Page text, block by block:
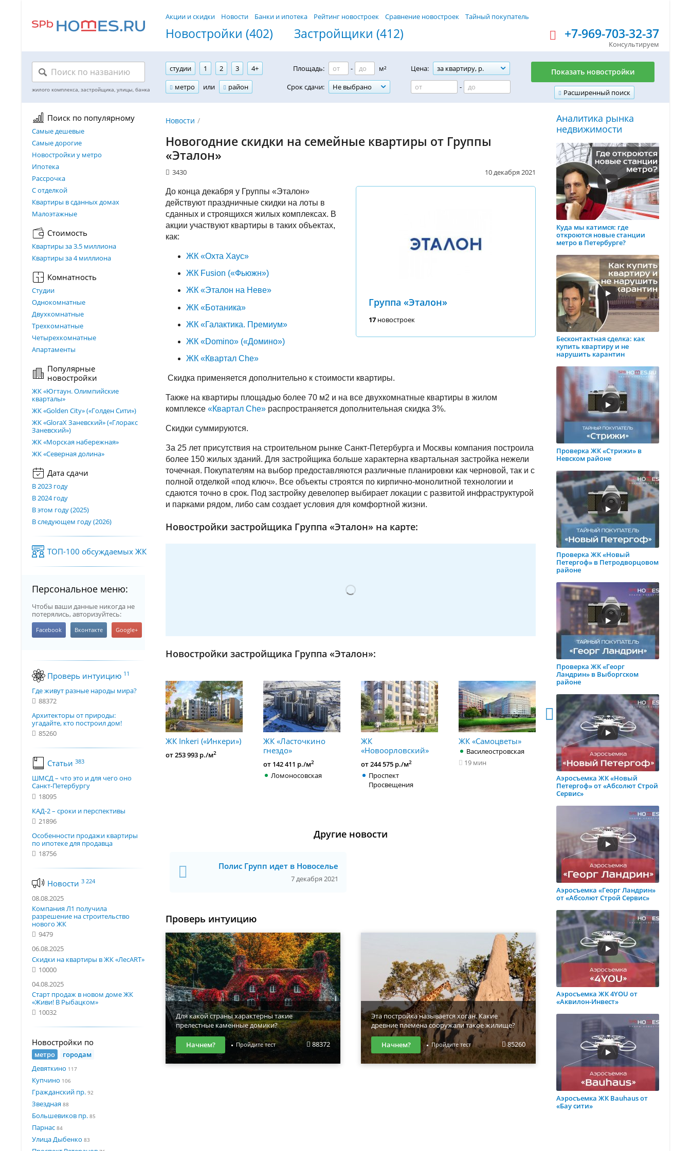
Акции и скидки Новости Банки и ипотека Рейтинг новостроек Сравнение новостроек Тайный покупатель
Новостройки (402) Застройщики (412) +7-969-703-32-37
Консультируем
студии 1 2 3
4+
метро
или район
Площадь: -
м²
Срок сдачи:
Не выбрано
Цена:
за квартиру, р.
-
Расширенный поиск
Показать новостройки
Поиск по популярному
Самые дешевые
Самые дорогие
Новостройки у метро
Ипотека
Рассрочка
С отделкой
Квартиры в сданных домах
Малоэтажные
Стоимость
Квартиры за 3.5 миллиона
Квартиры за 4 миллиона
Комнатность
Студии
Однокомнатные
Двухкомнатные
Трехкомнатные
Четырехкомнатные
Апартаменты
Популярные
новостройки
ЖК «Югтаун. Олимпийские
кварталы»
ЖК «Golden City» («Голден Сити»)
ЖК «GloraX Заневский»​ («Глоракс
Заневский»)
ЖК «Морская набережная»
ЖК «Северная долина»
Дата сдачи
В 2023 году
В 2024 году
В этом году (2025)
В следующем году (2026)
ТОП-100 обсуждаемых ЖК
Персональное меню:
Чтобы ваши данные никогда не
потерялись, авторизуйтесь:
Проверь интуицию 11
Где живут разные народы мира?
88372
Архитекторы от природы:
угадайте, кто построил дом!
85260
Статьи 383
ШМСД – что это и для чего оно
Санкт-Петербургу
18095
КАД-2 – сроки и перспективы
21896
Особенности продажи квартиры
по ипотеке для продавца
18756
Новости 3 224
08.08.2025
Компания Л1 получила
разрешение на строительство
нового ЖК
9479
06.08.2025
Скидки на квартиры в ЖК «ЛесART»
10000
04.08.2025
Старт продаж в новом доме ЖК
«Живи! В Рыбацком»
10032
Новостройки по
метро
городам
Девяткино 117
Купчино 106
Гражданский пр. 92
Звездная 88
Большевиков пр. 85
Парнас 84
Улица Дыбенко 83
Новости
Новогодние скидки на семейные квартиры от Группы
«Эталон»
10 декабря 2021
3430
Группа «Эталон»
17 новостроек
До конца декабря у Группы «Эталон»
действуют праздничные скидки на лоты в
сданных и строящихся жилых комплексах. В
акции участвуют квартиры в таких объектах,
как:
ЖК «Охта Хаус»
ЖК Fusion («Фьюжн»)
ЖК «Эталон на Неве»
ЖК «Ботаника»
ЖК «Галактика. Премиум»
ЖК «Domino» («Домино»)
ЖК «Квартал Che»
Скидка применяется дополнительно к стоимости квартиры.
Также на квартиры площадью более 70 м2 и на все двухкомнатные квартиры в жилом
комплексе «Квартал Che» распространяется дополнительная скидка 3%.
Скидки суммируются.
За 25 лет присутствия на строительном рынке Санкт-Петербурга и Москвы компания построила
более 150 жилых зданий. Для застройщика больше характерна квартальная застройка нежели
точечная. Покупателям на выбор предоставляются различные планировки как черновой, так и с
полной отделкой «под ключ». Все объекты строятся по кирпично-монолитной технологии и
сдаются точно в срок. Под застройку девелопер выбирает локации с развитой инфраструктурой
и парками рядом, либо сам создает условия для комфортной жизни.
Новостройки застройщика Группа «Эталон» на карте:
Новостройки застройщика Группа «Эталон»:
ЖК Inkeri («Инкери»)
от 253 993 р./м2
ЖК «Ласточкино
гнездо»
от 142 411 р./м2
Ломоносовская
ЖК
«Новоорловский»
от 244 575 р./м2
Проспект
Просвещения
ЖК «Самоцветы»
Василеостровская
19 мин
ЖК «Царская
Столица»
Площадь Восстания
14 мин
ЖК
Звезда»
от 63 249
Другие новости
Полис Групп идет в Новоселье
7 декабря 2021
Проверь интуицию
Для какой страны характерны такие
прелестные каменные домики?
88372
Начнем? Пройдите тест
Эта постройка называется хоган. Какие
древние племена сооружали такое жилище?
85260
Начнем? Пройдите тест
Аналитика рынка
недвижимости
Куда мы катимся: где
откроются новые станции
метро в Петербурге?
Бесконтактная сделка: как
купить квартиру и не
нарушить карантин
Проверка ЖК «Стрижи» в
Невском районе
Проверка ЖК «Новый
Петергоф» в Петродворцовом
районе
Проверка ЖК «Георг
Ландрин» в Выборгском
районе
Аэросъемка ЖК «Новый
Петергоф» от «Абсолют Строй
Сервис»
Аэросъемка «Георг Ландрин»
от «Абсолют Строй Сервис»
Аэросъемка ЖК 4YOU от
«Аквилон-Инвест»
Аэросъемка ЖК Bauhaus от
«Бау сити»